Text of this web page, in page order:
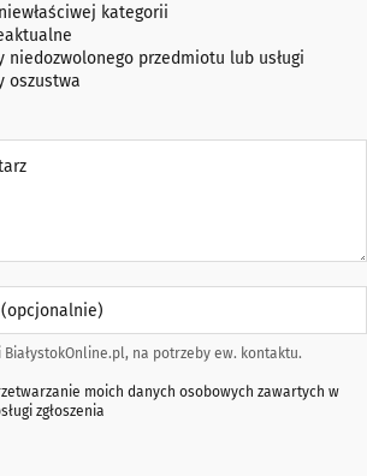
kategorii
niedozwolonego przedmiotu lub usługi
oszustwa
na potrzeby ew. kontaktu.
moich danych osobowych zawartych w
zgłoszenia